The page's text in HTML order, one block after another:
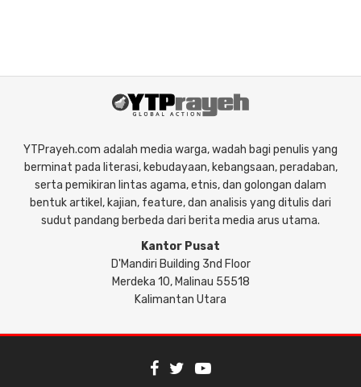
YTPrayeh.com adalah media warga, wadah bagi penulis yang
berminat pada literasi, kebudayaan, kebangsaan, peradaban,
serta pemikiran lintas agama, etnis, dan golongan dalam
bentuk artikel, kajian, feature, dan analisis yang ditulis dari
sudut pandang berbeda dari berita media arus utama.
Kantor Pusat
D'Mandiri Building 3nd Floor
Merdeka 10, Malinau 55518
Kalimantan Utara